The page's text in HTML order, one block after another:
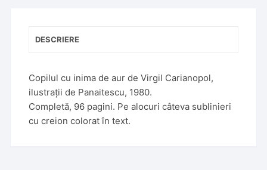
DESCRIERE
Copilul cu inima de aur de Virgil Carianopol,
ilustrații de Panaitescu, 1980.
Completă, 96 pagini. Pe alocuri câteva sublinieri
cu creion colorat în text.